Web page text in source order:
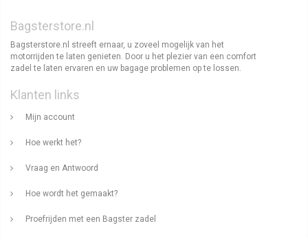
Bagsterstore.nl
Bagsterstore.nl streeft ernaar, u zoveel mogelijk van het
motorrijden te laten genieten. Door u het plezier van een comfort
zadel te laten ervaren en uw bagage problemen op te lossen.
Klanten links
Mijn account
Hoe werkt het?
Vraag en Antwoord
Hoe wordt het gemaakt?
Proefrijden met een Bagster zadel